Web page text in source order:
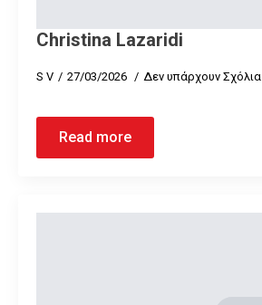
Christina Lazaridi
S V 27/03/2026 Δεν υπάρχουν Σχόλια
Read more